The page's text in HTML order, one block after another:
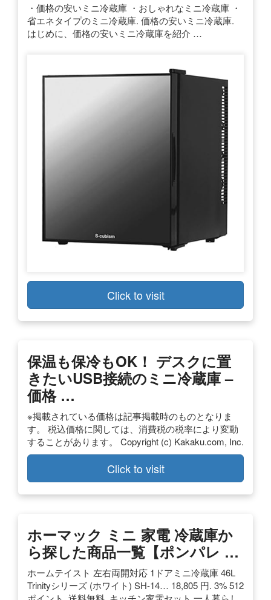
・価格の安いミニ冷蔵庫 ・おしゃれなミニ冷蔵庫 ・
省エネタイプのミニ冷蔵庫. 価格の安いミニ冷蔵庫.
はじめに、価格の安いミニ冷蔵庫を紹介 …
Click to visit
保温も保冷もOK！ デスクに置
きたいUSB接続のミニ冷蔵庫 –
価格 …
※掲載されている価格は記事掲載時のものとなりま
す。 税込価格に関しては、消費税の税率により変動
することがあります。 Copyright (c) Kakaku.com, Inc.
Click to visit
ホーマック ミニ 家電 冷蔵庫か
ら探した商品一覧【ポンパレ …
ホームテイスト 左右両開対応 1ドアミニ冷蔵庫 46L
Trinityシリーズ (ホワイト) SH-14… 18,805 円. 3% 512